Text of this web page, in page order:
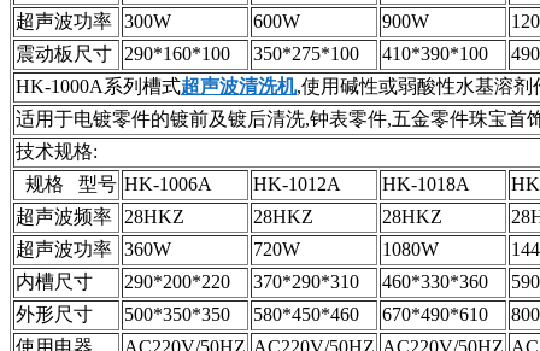
超声波功率 300W 600W 900W
震动板尺寸
290*160*100 350*275*100 410*390*100
HK-1000A系列槽式超声波清洗机,使用碱性或弱酸性水基溶剂
适用于电镀零件的镀前及镀后清洗,钟表零件,五金零件珠宝首
技术规格:
规格 型号 HK-1006A HK-1012A HK-1018A
超声波频率
28HKZ 28HKZ 28HKZ
超声波功率 360W 720W 1080W
内槽尺寸
290*200*220 370*290*310 460*330*360
外形尺寸
500*350*350 580*450*460 670*490*610
使用电器
AC220V/50HZ AC220V/50HZ AC220V/50HZ